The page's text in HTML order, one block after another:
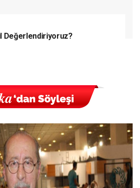
Değerlendiriyoruz?